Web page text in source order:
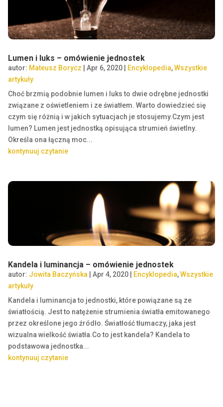
Lumen i luks – omówienie jednostek
autor: Mateusz Borycz | Apr 6, 2020| Encyklopedia,Wszystkie
artykuły
Choć brzmią podobnie lumen i luks to dwie odrębne jednostki
związane z oświetleniem i ze światłem. Warto dowiedzieć się
czym się różnią i w jakich sytuacjach je stosujemy.Czym jest
lumen? Lumen jest jednostką opisująca strumień świetlny.
Określa ona łączną moc...
kontynuuj czytanie
Kandela i luminancja – omówienie jednostek
autor: Jowita Baczyńska Apr 4, 2020| Encyklopedia,Wszystkie
artykuły
Kandela i luminancja to jednostki, które powiązane są ze
światłością. Jest to natężenie strumienia światła emitowanego
przez określone jego źródło. Światłość tłumaczy, jaka jest
wizualna wielkość światła.Co to jest kandela? Kandela to
podstawowa jednostka...
kontynuuj czytanie